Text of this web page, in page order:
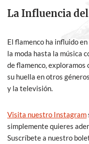
La Influencia
El flamenco ha influido
la moda hasta la música
de flamenco,
su huella en otros
y la televisión.
Visita nuestro Instagram
simplemente quieres
Suscríbete a nuestro